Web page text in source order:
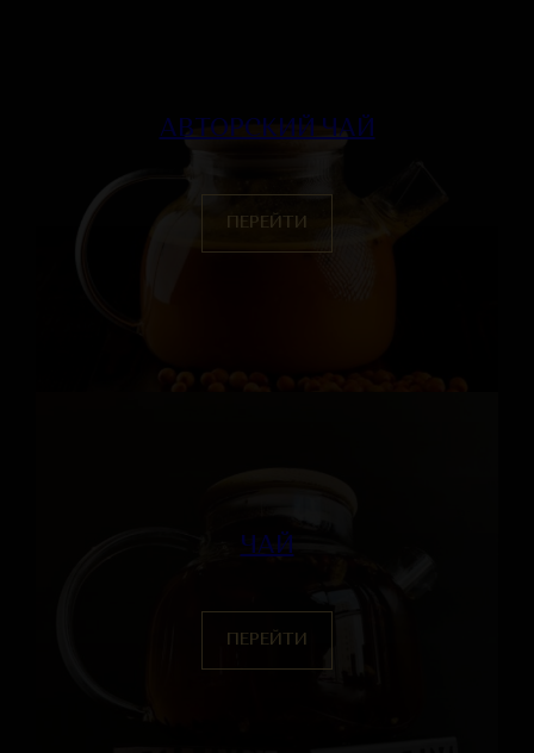
АВТОРСКИЙ ЧАЙ
ПЕРЕЙТИ
ЧАЙ
ПЕРЕЙТИ